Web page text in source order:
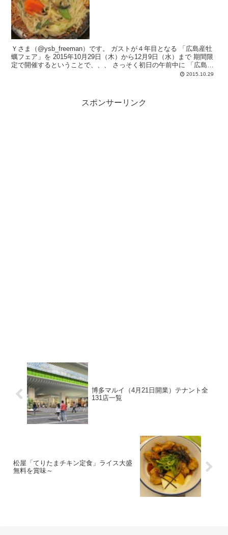
Ｙさま（@ysb_freeman）です。 ガストが４年目となる 「広島産牡
蠣フェア」を 2015年10月29日（木）から12月9日（水）まで 期間限
定で開催するということで、、、 さっそく初日の午前中に 「広島
2015.10.29
スポンサーリンク
博多マルイ（4月21日開業）テナント全
131店一覧
松屋「てりたまチキン定食」ライス大盛
無料を賞味～